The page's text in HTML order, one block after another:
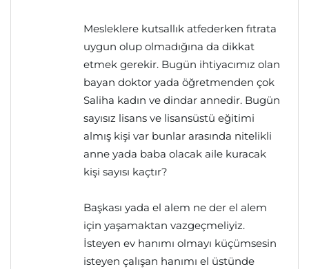
Mesleklere kutsallık atfederken fıtrata
uygun olup olmadığına da dikkat
etmek gerekir. Bugün ihtiyacımız olan
bayan doktor yada öğretmenden çok
Saliha kadın ve dindar annedir. Bugün
sayısız lisans ve lisansüstü eğitimi
almış kişi var bunlar arasında nitelikli
anne yada baba olacak aile kuracak
kişi sayısı kaçtır?
Başkası yada el alem ne der el alem
için yaşamaktan vazgeçmeliyiz.
İsteyen ev hanımı olmayı küçümsesin
isteyen çalışan hanımı el üstünde